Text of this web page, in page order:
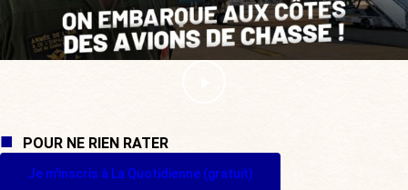
POUR NE RIEN RATER
Je m'inscris à La Quotidienne (gratuit)